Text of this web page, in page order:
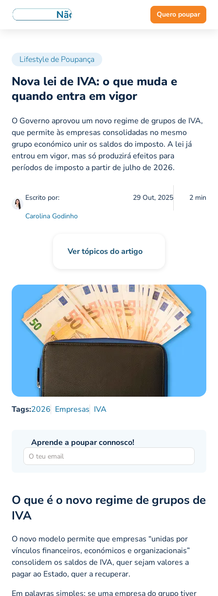
Quero poupar
Lifestyle de Poupança
Nova lei de IVA: o que muda e
quando entra em vigor
Escrito por:
Carolina Godinho
29 Out, 2025 2 min
O Governo aprovou um novo regime de grupos de IVA,
que permite às empresas consolidadas no mesmo
grupo económico unir os saldos do imposto. A lei já
entrou em vigor, mas só produzirá efeitos para
períodos de imposto a partir de julho de 2026.
Ver tópicos do artigo
Tags:2026 Empresas IVA
Aprende a poupar connosco!
O que é o novo regime de grupos de
IVA
O novo modelo permite que empresas “unidas por
vínculos financeiros, económicos e organizacionais”
consolidem os saldos de IVA, quer sejam valores a
pagar ao Estado, quer a recuperar.
Em palavras simples: se uma empresa do grupo tiver